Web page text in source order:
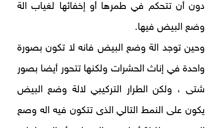
دون أن تتحكم في طمرها أو إخفائها لغياب الة
وضع البيض فيها.
وحين توجد الة وضع البيض فانه لا تكون بصورة
واحدة في إناث الحشرات ولكنها تتحور أيضا بصور
شتى ، ولكن الطرار التركيبي لالة وضع البيض
يكون على النمط التالي الذى تتكون فيه اله وصع